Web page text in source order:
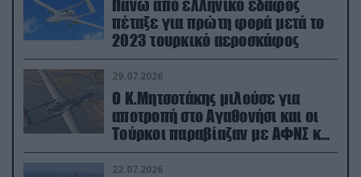
Πάνω από ελληνικό έδαφος
πέταξε για πρώτη φορά μετά το
2023 τουρκικό αεροσκάφος
29.07.2026
Ο Κ.Μητσοτάκης μιλούσε για
αποτροπή στο Αγαθονήσι και οι
Τούρκοι παραβίαζαν με ΑΦΝΣ και
drone
22.07.2026